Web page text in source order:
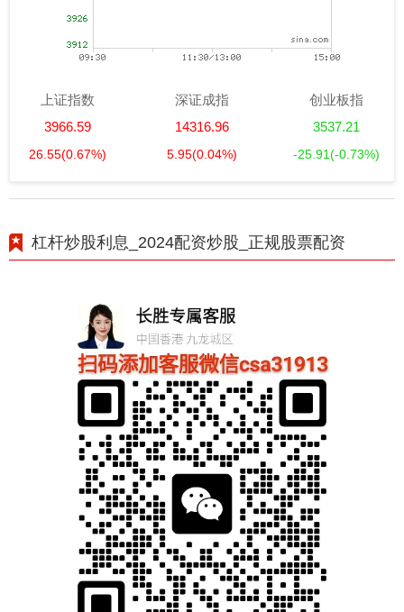
上证指数
3966.59
26.55(0.67%)
深证成指
14316.96
5.95(0.04%)
创业板指
3537.21
-25.91(-0.73%)
杠杆炒股利息_2024配资炒股_正规股票配资